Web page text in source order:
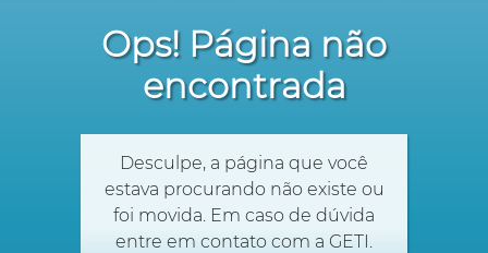
Ops! Página não
encontrada
Desculpe, a página que você
estava procurando não existe ou
foi movida. Em caso de dúvida
entre em contato com a GETI.